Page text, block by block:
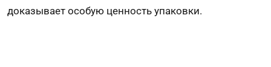
доказывает особую ценность упаковки.